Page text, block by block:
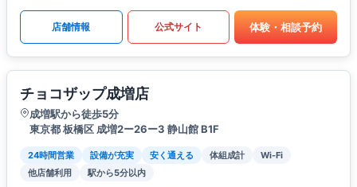
店舗情報 公式サイト 体験・相談予約
チョコザップ成増店
成増駅から徒歩5分
東京都 板橋区 成増2ー26ー3 静山館 B1F
24時間営業 設備が充実 安く通える 体組成計
Wi-Fi
他店舗利用
駅から5分以内